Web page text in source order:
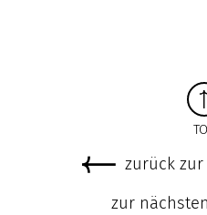
zurück
zur